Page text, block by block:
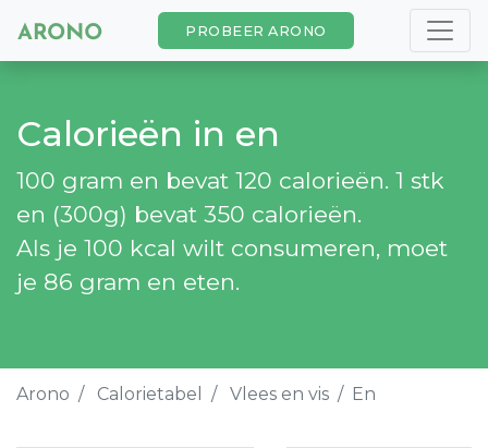
PROBEER ARONO
Calorieën in en
100 gram en bevat 120 calorieën. 1 stk
en (300g) bevat 350 calorieën.
Als je 100 kcal wilt consumeren, moet
je 86 gram en eten.
Arono Calorietabel Vlees en vis En